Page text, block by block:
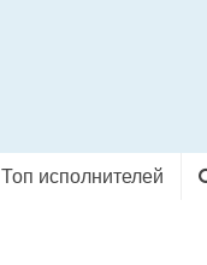
Топ исполнителей